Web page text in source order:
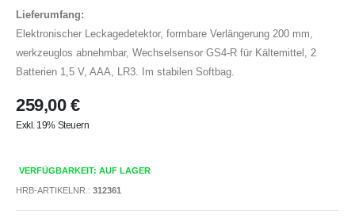
Lieferumfang:
Elektronischer Leckagedetektor, formbare Verlängerung 200 mm,
werkzeuglos abnehmbar, Wechselsensor GS4-R für Kältemittel, 2
Batterien 1,5 V, AAA, LR3. Im stabilen Softbag.
259,00 €
Exkl. 19% Steuern
VERFÜGBARKEIT: AUF LAGER
HRB-ARTIKELNR.: 312361